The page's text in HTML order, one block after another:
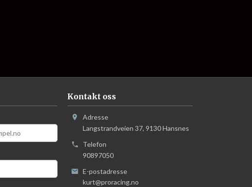
Kontakt oss
Adresse
Langstrandveien 37, 9130Hansnes
Telefon
90897050
E-postadresse
kurt@proracing.no